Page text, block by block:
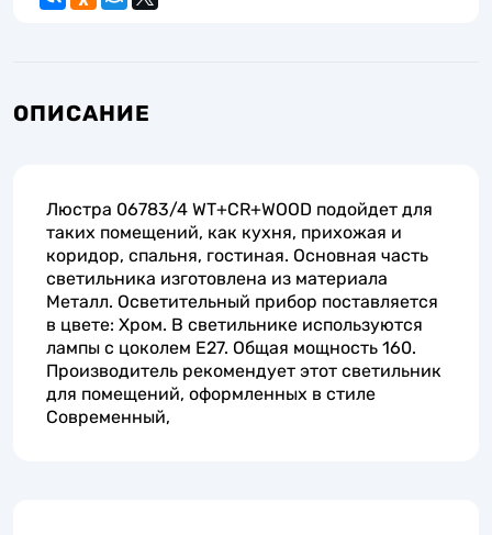
ОПИСАНИЕ
Люстра 06783/4 WT+CR+WOOD подойдет для
таких помещений, как кухня, прихожая и
коридор, спальня, гостиная. Основная часть
светильника изготовлена из материала
Металл. Осветительный прибор поставляется
в цвете: Хром. В светильнике используются
лампы с цоколем E27. Общая мощность 160.
Производитель рекомендует этот светильник
для помещений, оформленных в стиле
Современный,